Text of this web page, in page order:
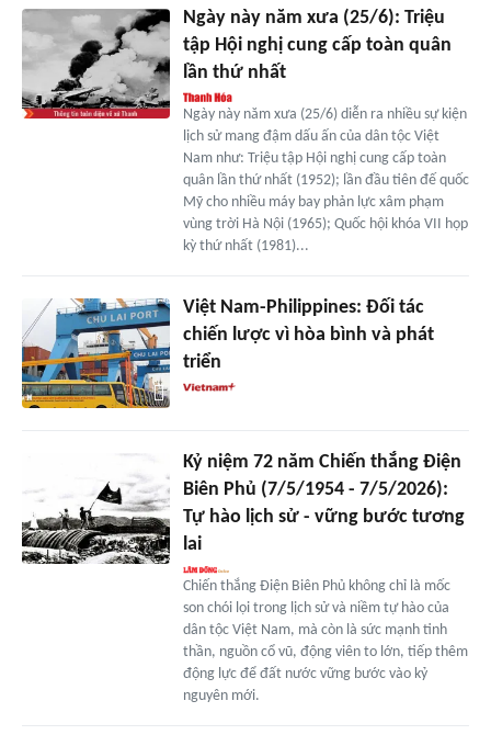
Ngày này năm xưa (25/6): Triệu
tập Hội nghị cung cấp toàn quân
lần thứ nhất
Ngày này năm xưa (25/6) diễn ra nhiều sự kiện
lịch sử mang đậm dấu ấn của dân tộc Việt
Nam như: Triệu tập Hội nghị cung cấp toàn
quân lần thứ nhất (1952); lần đầu tiên đế quốc
Mỹ cho nhiều máy bay phản lực xâm phạm
vùng trời Hà Nội (1965); Quốc hội khóa VII họp
kỳ thứ nhất (1981)...
Việt Nam-Philippines: Đối tác
chiến lược vì hòa bình và phát
triển
Kỷ niệm 72 năm Chiến thắng Điện
Biên Phủ (7/5/1954 - 7/5/2026):
Tự hào lịch sử - vững bước tương
lai
Chiến thắng Điện Biên Phủ không chỉ là mốc
son chói lọi trong lịch sử và niềm tự hào của
dân tộc Việt Nam, mà còn là sức mạnh tinh
thần, nguồn cổ vũ, động viên to lớn, tiếp thêm
động lực để đất nước vững bước vào kỷ
nguyên mới.